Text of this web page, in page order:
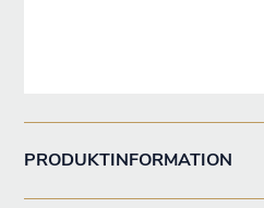
PRODUKTINFORMATION